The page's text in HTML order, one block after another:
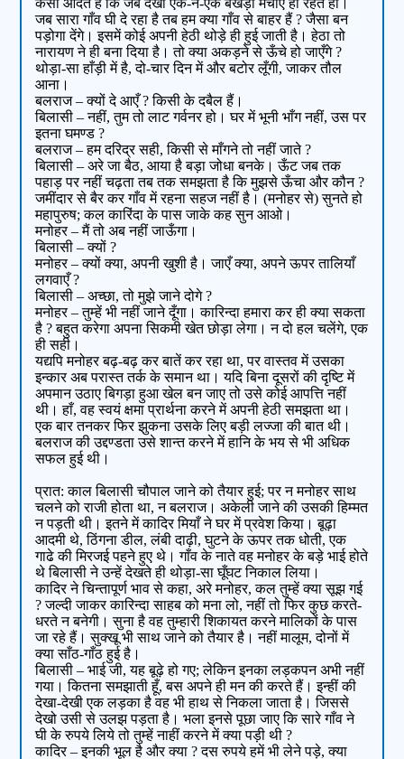
कैसी आदत है कि जब देखो एक-न-एक बखेड़ा मचाए ही रहते हो।
जब सारा गाँव घी दे रहा है तब हम क्या गाँव से बाहर हैं ? जैसा बन
पड़ोगा देंगे। इसमें कोई अपनी हेठी थोड़े ही हुई जाती है। हेठा तो
नारायण ने ही बना दिया है। तो क्या अकड़ने से ऊँचे हो जाएँगे ?
थोड़ा-सा हाँड़ी में है, दो-चार दिन में और बटोर लूँगी, जाकर तौल
आना।
बलराज – क्यों दे आएँ ? किसी के दबैल हैं।
बिलासी – नहीं, तुम तो लाट गर्वनर हो। घर में भूनी भाँग नहीं, उस पर
इतना घमण्ड ?
बलराज – हम दरिद्र सही, किसी से माँगने तो नहीं जाते ?
बिलासी – अरे जा बैठ, आया है बड़ा जोधा बनके। ऊँट जब तक
पहाड़ पर नहीं चढ़ता तब तक समझता है कि मुझसे ऊँचा और कौन ?
जमींदार से बैर कर गाँव में रहना सहज नहीं है। (मनोहर से) सुनते हो
महापुरुष; कल कारिंदा के पास जाके कह सुन आओ।
मनोहर – मैं तो अब नहीं जाऊँगा।
बिलासी – क्यों ?
मनोहर – क्यों क्या, अपनी खुशी है। जाएँ क्या, अपने ऊपर तालियाँ
लगवाएँ ?
बिलासी – अच्छा, तो मुझे जाने दोगे ?
मनोहर – तुम्हें भी नहीं जाने दूँगा। कारिन्दा हमारा कर ही क्या सकता
है ? बहुत करेगा अपना सिकमी खेत छोड़ा लेगा। न दो हल चलेंगे, एक
ही सही।
यद्यपि मनोहर बढ़-बढ़ कर बातें कर रहा था, पर वास्तव में उसका
इन्कार अब परास्त तर्क के समान था। यदि बिना दूसरों की दृष्टि में
अपमान उठाए बिगड़ा हुआ खेल बन जाए तो उसे कोई आपत्ति नहीं
थी। हाँ, वह स्वयं क्षमा प्रार्थना करने में अपनी हेठी समझता था।
एक बार तनकर फिर झुकना उसके लिए बड़ी लज्जा की बात थी।
बलराज की उद्दण्डता उसे शान्त करने में हानि के भय से भी अधिक
सफल हुई थी।
प्रात: काल बिलासी चौपाल जाने को तैयार हुई; पर न मनोहर साथ
चलने को राजी होता था, न बलराज। अकेली जाने की उसकी हिम्मत
न पड़ती थी। इतने में कादिर मियाँ ने घर में प्रवेश किया। बूढ़ा
आदमी थे, ठिंगना डील, लंबी दाढ़ी, घुटने के ऊपर तक धोती, एक
गाढे की मिरजई पहने हुए थे। गाँव के नाते वह मनोहर के बड़े भाई होते
थे बिलासी ने उन्हें देखते ही थोड़ा-सा घूँघट निकाल लिया।
कादिर ने चिन्तापूर्ण भाव से कहा, अरे मनोहर, कल तुम्हें क्या सूझ गई
? जल्दी जाकर कारिन्दा साहब को मना लो, नहीं तो फिर कुछ करते-
धरते न बनेगी। सुना है वह तुम्हारी शिकायत करने मालिकों के पास
जा रहे हैं। सुक्खू भी साथ जाने को तैयार है। नहीं मालूम, दोनों में
क्या साँठ-गाँठ हुई है।
बिलासी – भाई जी, यह बूढ़े हो गए; लेकिन इनका लड़कपन अभी नहीं
गया। कितना समझाती हूँ, बस अपने ही मन की करते हैं। इन्हीं की
देखा-देखी एक लड़का है वह भी हाथ से निकला जाता है। जिससे
देखो उसी से उलझ पड़ता है। भला इनसे पूछा जाए कि सारे गाँव ने
घी के रुपये लिये तो तुम्हें नाहीं करने में क्या पड़ी थी ?
कादिर – इनकी भूल है और क्या ? दस रुपये हमें भी लेने पड़े, क्या